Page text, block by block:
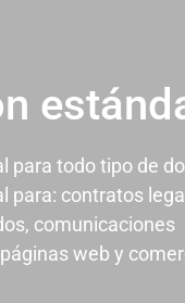
para todo tipo de
para: contratos
comunicaciones
web y